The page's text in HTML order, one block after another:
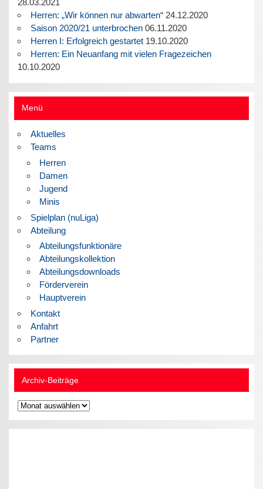
28.03.2021
Herren: „Wir können nur abwarten“ 24.12.2020
Saison 2020/21 unterbrochen 06.11.2020
Herren I: Erfolgreich gestartet 19.10.2020
Herren: Ein Neuanfang mit vielen Fragezeichen
10.10.2020
Menü
Aktuelles
Teams
Herren
Damen
Jugend
Minis
Spielplan (nuLiga)
Abteilung
Abteilungsfunktionäre
Abteilungskollektion
Abteilungsdownloads
Förderverein
Hauptverein
Kontakt
Anfahrt
Partner
Archiv-Beiträge
Archiv-
Beiträge